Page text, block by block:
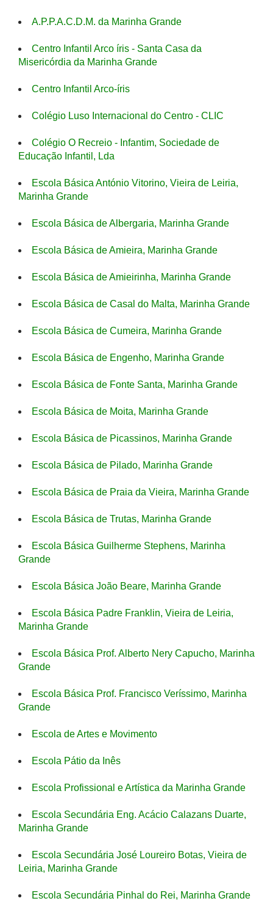
A.P.P.A.C.D.M. da Marinha Grande
Centro Infantil Arco íris - Santa Casa da
Misericórdia da Marinha Grande
Centro Infantil Arco-íris
Colégio Luso Internacional do Centro - CLIC
Colégio O Recreio - Infantim, Sociedade de
Educação Infantil, Lda
Escola Básica António Vitorino, Vieira de Leiria,
Marinha Grande
Escola Básica de Albergaria, Marinha Grande
Escola Básica de Amieira, Marinha Grande
Escola Básica de Amieirinha, Marinha Grande
Escola Básica de Casal do Malta, Marinha Grande
Escola Básica de Cumeira, Marinha Grande
Escola Básica de Engenho, Marinha Grande
Escola Básica de Fonte Santa, Marinha Grande
Escola Básica de Moita, Marinha Grande
Escola Básica de Picassinos, Marinha Grande
Escola Básica de Pilado, Marinha Grande
Escola Básica de Praia da Vieira, Marinha Grande
Escola Básica de Trutas, Marinha Grande
Escola Básica Guilherme Stephens, Marinha
Grande
Escola Básica João Beare, Marinha Grande
Escola Básica Padre Franklin, Vieira de Leiria,
Marinha Grande
Escola Básica Prof. Alberto Nery Capucho, Marinha
Grande
Escola Básica Prof. Francisco Veríssimo, Marinha
Grande
Escola de Artes e Movimento
Escola Pátio da Inês
Escola Profissional e Artística da Marinha Grande
Escola Secundária Eng. Acácio Calazans Duarte,
Marinha Grande
Escola Secundária José Loureiro Botas, Vieira de
Leiria, Marinha Grande
Escola Secundária Pinhal do Rei, Marinha Grande